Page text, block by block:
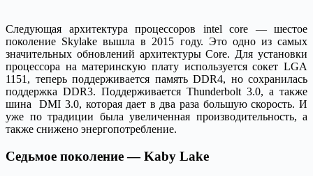
Следующая архитектура процессоров intel core — шестое
поколение Skylake вышла в 2015 году. Это одно из самых
значительных обновлений архитектуры Core. Для установки
процессора на материнскую плату используется сокет LGA
1151, теперь поддерживается память DDR4, но сохранилась
поддержка DDR3. Поддерживается Thunderbolt 3.0, а также
шина DMI 3.0, которая дает в два раза большую скорость. И
уже по традиции была увеличенная производительность, а
также снижено энергопотребление.
Седьмое поколение — Kaby Lake